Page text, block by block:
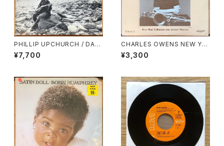
PHILLIP UPCHURCH / DAR
KNESS, DARKNESS
¥7,700
CHARLES OWENS NEW YO
RK ART ENSEMBLE / PLAYS
THE MUSIC OF HARRY WA
¥3,300